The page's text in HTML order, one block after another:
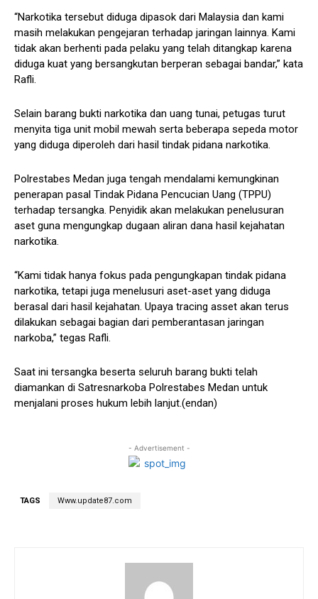
“Narkotika tersebut diduga dipasok dari Malaysia dan kami
masih melakukan pengejaran terhadap jaringan lainnya. Kami
tidak akan berhenti pada pelaku yang telah ditangkap karena
diduga kuat yang bersangkutan berperan sebagai bandar,” kata
Rafli.
Selain barang bukti narkotika dan uang tunai, petugas turut
menyita tiga unit mobil mewah serta beberapa sepeda motor
yang diduga diperoleh dari hasil tindak pidana narkotika.
Polrestabes Medan juga tengah mendalami kemungkinan
penerapan pasal Tindak Pidana Pencucian Uang (TPPU)
terhadap tersangka. Penyidik akan melakukan penelusuran
aset guna mengungkap dugaan aliran dana hasil kejahatan
narkotika.
“Kami tidak hanya fokus pada pengungkapan tindak pidana
narkotika, tetapi juga menelusuri aset-aset yang diduga
berasal dari hasil kejahatan. Upaya tracing asset akan terus
dilakukan sebagai bagian dari pemberantasan jaringan
narkoba,” tegas Rafli.
Saat ini tersangka beserta seluruh barang bukti telah
diamankan di Satresnarkoba Polrestabes Medan untuk
menjalani proses hukum lebih lanjut.(endan)
- Advertisement -
TAGS Www.update87.com